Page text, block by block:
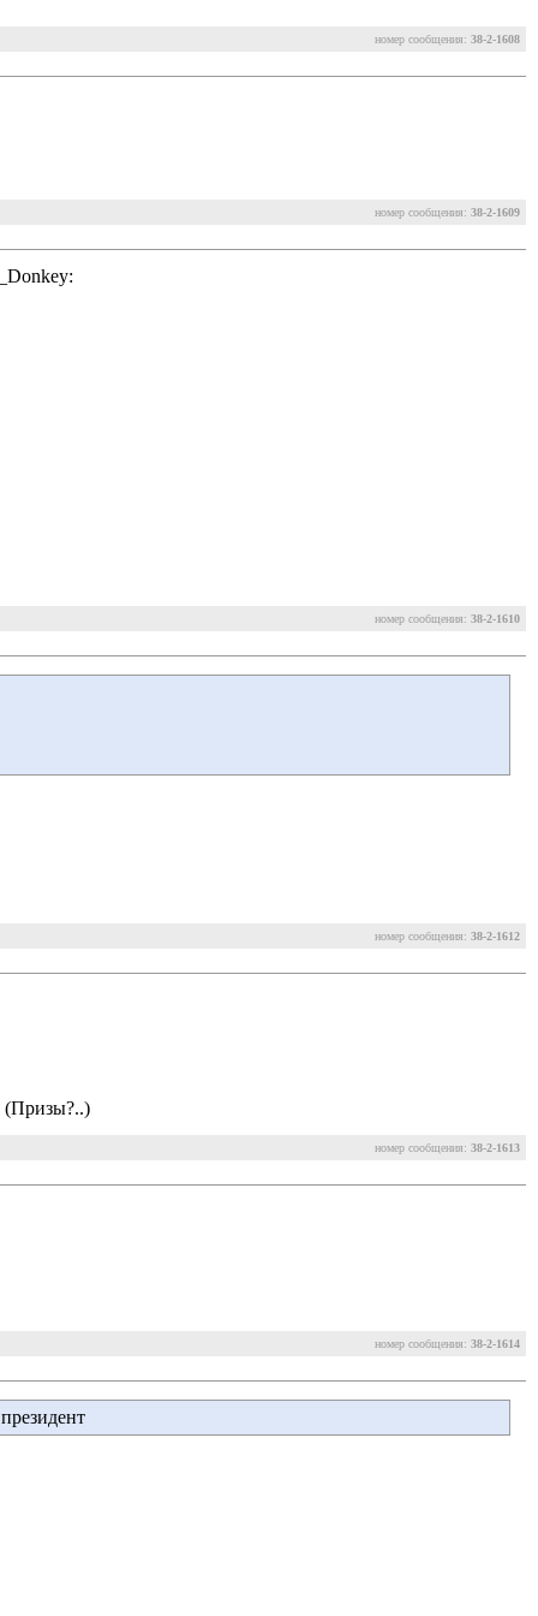
номер сообщения: 38-2-1608
номер сообщения: 38-2-1609
номер сообщения: 38-2-1610
номер сообщения: 38-2-1612
(Призы?..)
номер сообщения: 38-2-1613
номер сообщения: 38-2-1614